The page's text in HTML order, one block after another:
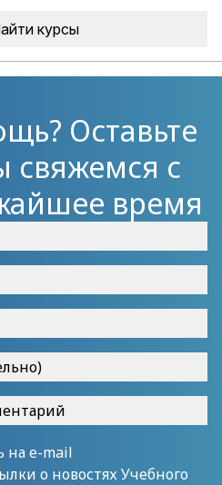
Оставьте
свяжемся с
время
на e-mail
о новостях Учебного